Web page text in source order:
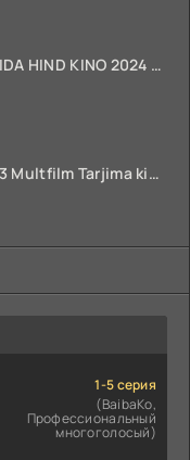
SALAAR 2 QISMI UZBEK TILIDA HIND KINO 2024 TARJIMA 720p HD Skachat
O'lik Kelin Uzbek tilida 2023 Multfilm Tarjima kino skachat
1-5 серия
(BaibaKo,
Профессиональный
многоголосый)